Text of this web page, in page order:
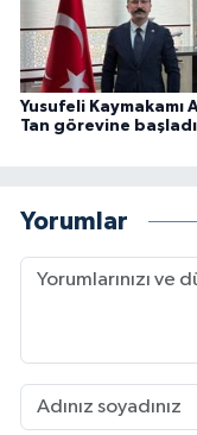
Yusufeli Kaymakamı
Tan görevine başladı
Yorumlar